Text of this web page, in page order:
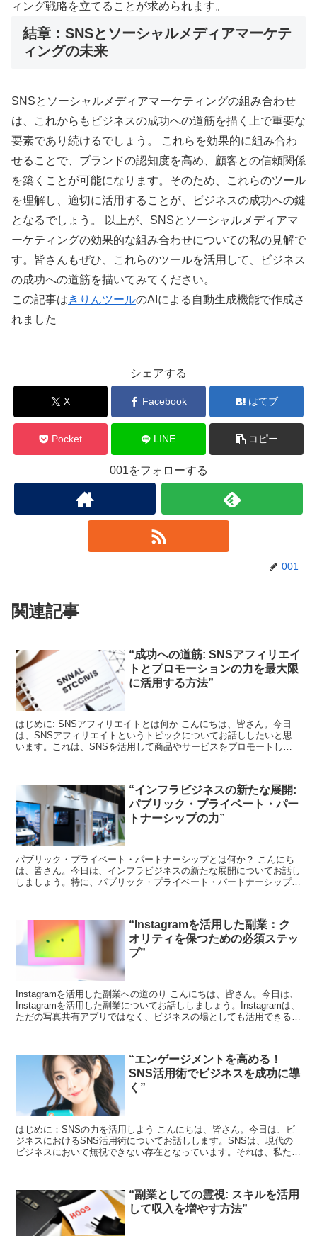
ィング戦略を立てることが求められます。
結章：SNSとソーシャルメディアマーケテ
ィングの未来
SNSとソーシャルメディアマーケティングの組み合わせ
は、これからもビジネスの成功への道筋を描く上で重要な
要素であり続けるでしょう。 これらを効果的に組み合わ
せることで、ブランドの認知度を高め、顧客との信頼関係
を築くことが可能になります。そのため、これらのツール
を理解し、適切に活用することが、ビジネスの成功への鍵
となるでしょう。 以上が、SNSとソーシャルメディアマ
ーケティングの効果的な組み合わせについての私の見解で
す。皆さんもぜひ、これらのツールを活用して、ビジネス
の成功への道筋を描いてみてください。
この記事はきりんツールのAIによる自動生成機能で作成さ
れました
シェアする
X Facebook はてブ
Pocket LINE コピー
001をフォローする
001
関連記事
“成功への道筋: SNSアフィリエイ
トとプロモーションの力を最大限
に活用する方法”
はじめに: SNSアフィリエイトとは何か こんにちは、皆さん。今日
は、SNSアフィリエイトというトピックについてお話ししたいと思
います。これは、SNSを活用して商品やサービスをプロモートし、
“インフラビジネスの新たな展開:
パブリック・プライベート・パー
トナーシップの力”
パブリック・プライベート・パートナーシップとは何か？ こんにち
は、皆さん。今日は、インフラビジネスの新たな展開についてお話し
しましょう。特に、パブリック・プライベート・パートナーシップ
“Instagramを活用した副業：ク
オリティを保つための必須ステッ
プ”
Instagramを活用した副業への道のり こんにちは、皆さん。今日は、
Instagramを活用した副業についてお話ししましょう。Instagramは、
ただの写真共有アプリではなく、ビジネスの場としても活用できる素
“エンゲージメントを高める！
SNS活用術でビジネスを成功に導
く”
はじめに：SNSの力を活用しよう こんにちは、皆さん。今日は、ビ
ジネスにおけるSNS活用術についてお話しします。SNSは、現代の
ビジネスにおいて無視できない存在となっています。それは、私たち
“副業としての霊視: スキルを活用
して収入を増やす方法”